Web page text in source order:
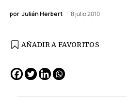
por Julián Herbert 8 julio 2010
AÑADIR A FAVORITOS